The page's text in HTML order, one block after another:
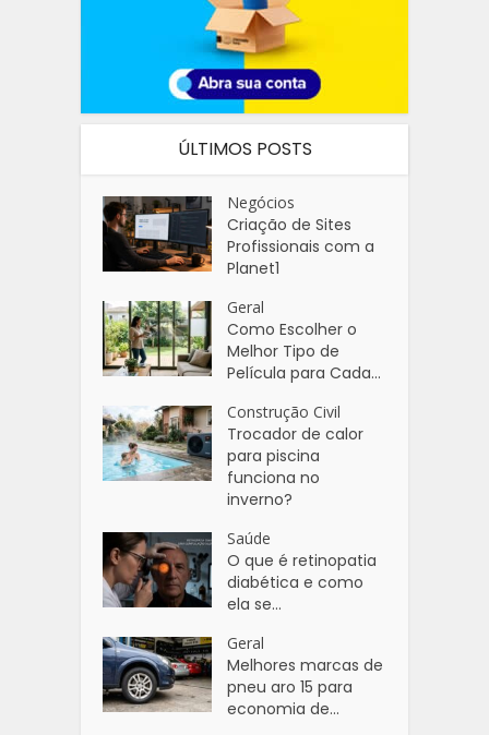
ÚLTIMOS POSTS
Negócios
Criação de Sites
Profissionais com a
Planet1
Geral
Como Escolher o
Melhor Tipo de
Película para Cada...
Construção Civil
Trocador de calor
para piscina
funciona no
inverno?
Saúde
O que é retinopatia
diabética e como
ela se...
Geral
Melhores marcas de
pneu aro 15 para
economia de...